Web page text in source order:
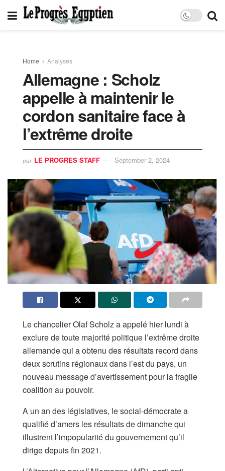
Home Analyses
Allemagne : Scholz
appelle à maintenir le
cordon sanitaire face à
l’extrême droite
par LE PROGRES STAFF September 2, 2024
Le chancelier Olaf Scholz a appelé hier lundi à
exclure de toute majorité politique l’extrême droite
allemande qui a obtenu des résultats record dans
deux scrutins régionaux dans l’est du pays, un
nouveau message d’avertissement pour la fragile
coalition au pouvoir.
A un an des législatives, le social-démocrate a
qualifié d’amers les résultats de dimanche qui
illustrent l’impopularité du gouvernement qu’il
dirige depuis fin 2021.